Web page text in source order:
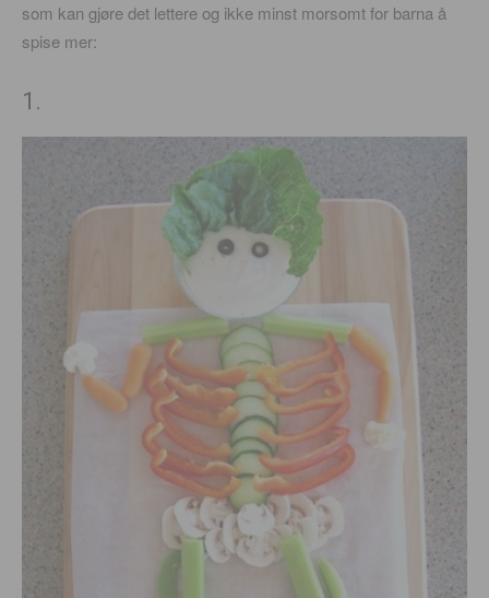
som kan gjøre det lettere og ikke minst morsomt for barna å
spise mer:
1.